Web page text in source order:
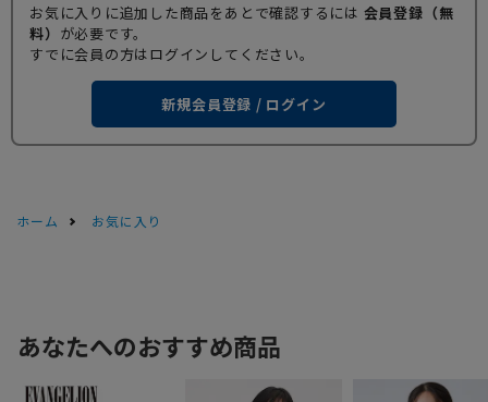
お気に入りに追加した商品をあとで確認するには 会員登録（無
料） が必要です。
すでに会員の方はログインしてください。
新規会員登録 / ログイン
ホーム お気に入り